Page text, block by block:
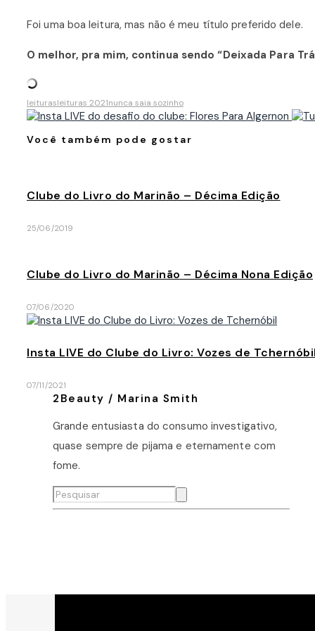
Foi uma boa leitura, mas não é meu título preferido dele.
O melhor, pra mim, continua sendo “Deixada Para
leiturasleituras 2021nunca saia sozinho
Você também pode gostar
Clube do Livro do Marinão – Décima Edição
25/06/2019
Clube do Livro do Marinão – Décima Nona Edição
07/06/2020
Insta LIVE do Clube do Livro: Vozes de
07/11/2021
2Beauty / Marina Smith
Grande entusiasta do consumo investigativo,
quase sempre de pijama e eternamente com
fome.